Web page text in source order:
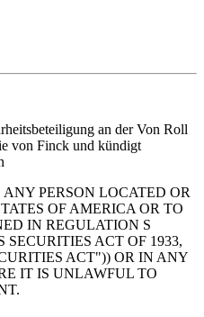
an der Von Roll
von Finck und kündigt
PERSON LOCATED OR
OF AMERICA OR TO
IN REGULATION S
ACT OF 1933,
ACT")) OR IN ANY
IT IS UNLAWFUL TO